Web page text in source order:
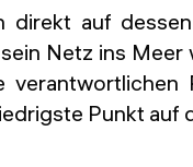
direkt auf
Netz ins
Punkt auf